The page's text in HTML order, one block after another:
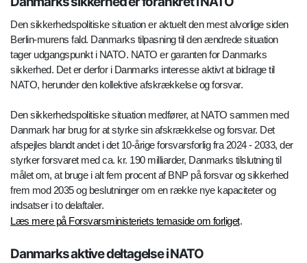
Den sikkerhedspolitiske situation er aktuelt den mest alvorlige siden
Berlin-murens fald. Danmarks tilpasning til den ændrede situation
tager udgangspunkt i NATO. NATO er garanten for Danmarks
sikkerhed. Det er derfor i Danmarks interesse aktivt at bidrage til
NATO, herunder den kollektive afskrækkelse og forsvar.
Den sikkerhedspolitiske situation medfører, at NATO sammen med
Danmark har brug for at styrke sin afskrækkelse og forsvar. Det
afspejles blandt andet i det 10-årige forsvarsforlig fra 2024 - 2033, der
styrker forsvaret med ca. kr. 190 milliarder, Danmarks tilslutning til
målet om, at bruge i alt fem procent af BNP på forsvar og sikkerhed
frem mod 2035 og beslutninger om en række nye kapaciteter og
indsatser i to delaftaler.
Læs mere på Forsvarsministeriets temaside om forliget.
Danmarks aktive deltagelse i NATO